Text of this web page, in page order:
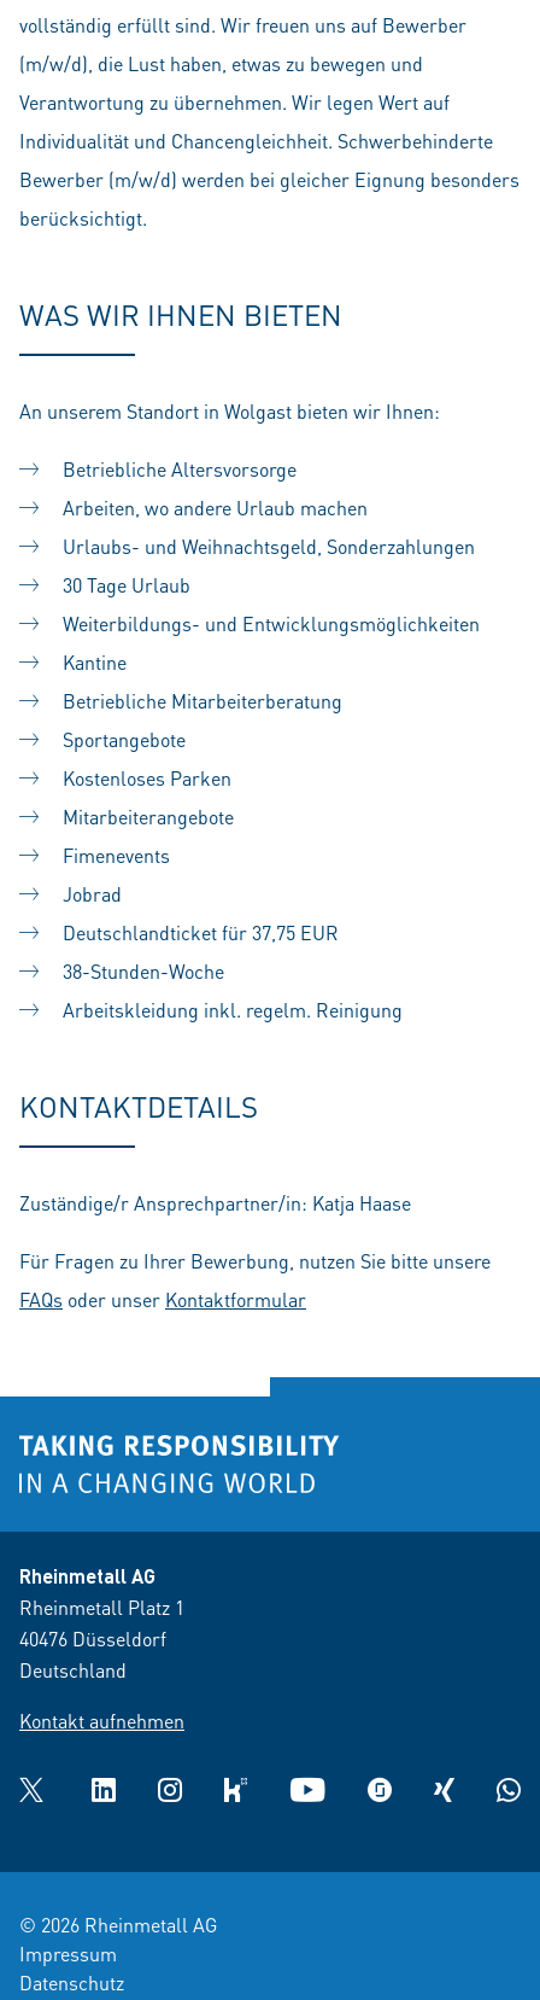
vollständig erfüllt sind. Wir freuen uns auf Bewerber
(m/w/d), die Lust haben, etwas zu bewegen und
Verantwortung zu übernehmen. Wir legen Wert auf
Individualität und Chancengleichheit. Schwerbehinderte
Bewerber (m/w/d) werden bei gleicher Eignung besonders
berücksichtigt.
WAS WIR IHNEN BIETEN
An unserem Standort in Wolgast bieten wir Ihnen:
Betriebliche Altersvorsorge
Arbeiten, wo andere Urlaub machen
Urlaubs- und Weihnachtsgeld, Sonderzahlungen
30 Tage Urlaub
Weiterbildungs- und Entwicklungsmöglichkeiten
Kantine
Betriebliche Mitarbeiterberatung
Sportangebote
Kostenloses Parken
Mitarbeiterangebote
Fimenevents
Jobrad
Deutschlandticket für 37,75 EUR
38-Stunden-Woche
Arbeitskleidung inkl. regelm. Reinigung
KONTAKTDETAILS
Zuständige/r Ansprechpartner/in: Katja Haase
Für Fragen zu Ihrer Bewerbung, nutzen Sie bitte unsere
FAQs oder unser Kontaktformular
Rheinmetall AG
Rheinmetall Platz 1
40476 Düsseldorf
Deutschland
Kontakt aufnehmen
Twitter LinkedInInstagramkununu YouTube glassdoorXING
© 2026 Rheinmetall AG
Impressum
Datenschutz